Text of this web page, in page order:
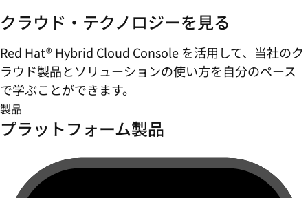
クラウド・テクノロジーを見る
Red Hat® Hybrid Cloud Console を活用して、当社のク
ラウド製品とソリューションの使い方を自分のペース
で学ぶことができます。
製品
プラットフォーム製品